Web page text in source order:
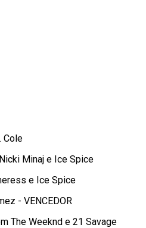
Cole
Minaj e Ice Spice
e Ice Spice
- VENCEDOR
The Weeknd e 21 Savage